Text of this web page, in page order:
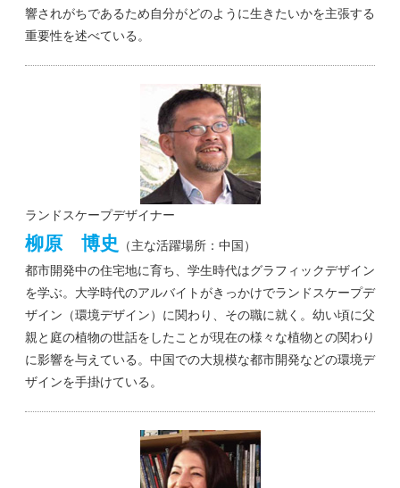
響されがちであるため自分がどのように生きたいかを主張する
重要性を述べている。
ランドスケープデザイナー
柳原 博史
（主な活躍場所：中国）
都市開発中の住宅地に育ち、学生時代はグラフィックデザイン
を学ぶ。大学時代のアルバイトがきっかけでランドスケープデ
ザイン（環境デザイン）に関わり、その職に就く。幼い頃に父
親と庭の植物の世話をしたことが現在の様々な植物との関わり
に影響を与えている。中国での大規模な都市開発などの環境デ
ザインを手掛けている。